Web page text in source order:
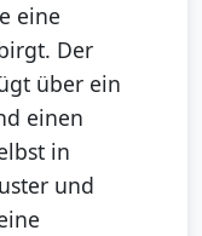
eine
Der
über ein
einen
in
und